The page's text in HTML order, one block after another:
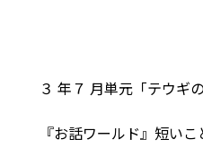
３ 年７ 月単元「テウギ
『お話ワールド』短い